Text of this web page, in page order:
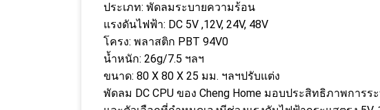
ประเภท: พัดลมระบายความร้อน
แรงดันไฟฟ้า: DC 5V ,12V, 24V, 48V
โครง: พลาสติก PBT 94V0
น้ำหนัก: 26g/7.5 ฯลฯ
ขนาด: 80 X 80 X 25 มม. ฯลฯปรับแต่ง
พัดลม DC CPU ของ Cheng Home มอบประสิทธิภาพการ